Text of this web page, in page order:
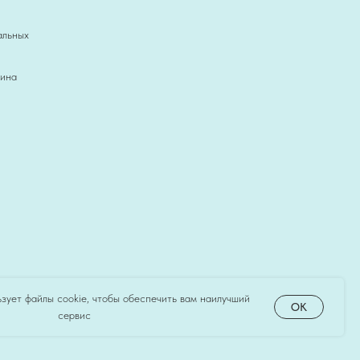
файлы cookie, чтобы обеспечить вам наилучший
сервис
OK